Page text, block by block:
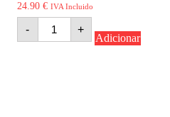
24.90 € IVA Incluido
-
Quantidade
Konica
+
Adicionar